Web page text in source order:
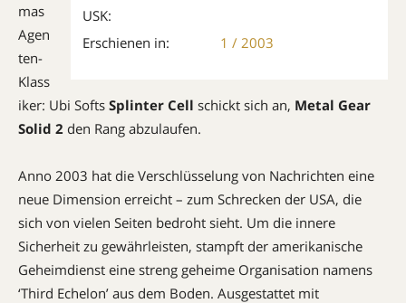
USK:
Erschienen in:
1 / 2003
mas
Agen
ten-
Klass
iker: Ubi Softs Splinter Cell schickt sich an, Metal Gear
Solid 2 den Rang abzulaufen.
Anno 2003 hat die Verschlüsselung von Nachrichten eine
neue Dimension erreicht – zum Schrecken der USA, die
sich von vielen Seiten bedroht sieht. Um die innere
Sicherheit zu gewährleisten, stampft der amerikanische
Geheimdienst eine streng geheime Organisation namens
‘Third Echelon’ aus dem Boden. Ausgestattet mit